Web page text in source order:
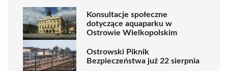
Konsultacje społeczne
dotyczące aquaparku w
Ostrowie Wielkopolskim
Ostrowski Piknik
Bezpieczeństwa już 22 sierpnia